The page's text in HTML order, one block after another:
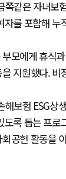
쪽같은 자녀보
자를 포함해 누
모에게 휴식
지원했다. 비
해보험 ESG상
도록 돕는 프
공헌 활동을